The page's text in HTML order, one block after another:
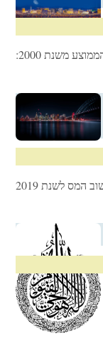
משנת 2000:
המס לשנת 2019